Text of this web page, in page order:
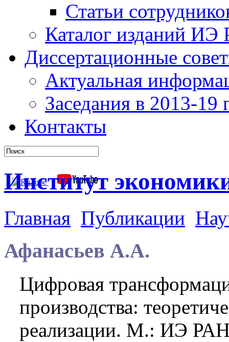
Статьи
Каталог изданий ИЭ
Диссертационные
Актуальная
Заседания в 2013-19
Контакты
Институт
Главная Публикации
Афанасьев А.А.
Цифровая
производства:
реализации. М.: ИЭ